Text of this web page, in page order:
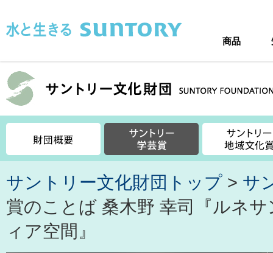
商品
サントリー文化財団トップ > サ
賞のことば 桑木野 幸司『ルネ
ィア空間』